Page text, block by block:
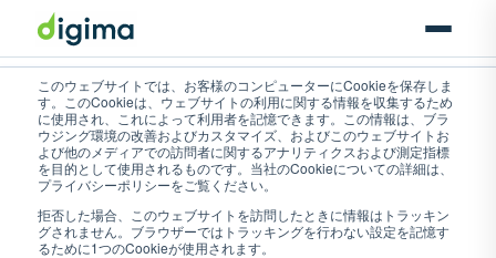
このウェブサイトでは、お客様のコンピューターにCookieを保存しま
す。このCookieは、ウェブサイトの利用に関する情報を収集するため
に使用され、これによって利用者を記憶できます。この情報は、ブラ
ウジング環境の改善およびカスタマイズ、およびこのウェブサイトお
よび他のメディアでの訪問者に関するアナリティクスおよび測定指標
を目的として使用されるものです。当社のCookieについての詳細は、
プライバシーポリシーをご覧ください。
拒否した場合、このウェブサイトを訪問したときに情報はトラッキン
グされません。ブラウザーではトラッキングを行わない設定を記憶す
るために1つのCookieが使用されます。